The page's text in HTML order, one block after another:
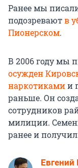
Ранее мы
подозреваютв
Пионерском.
В 2006 году мы
осужден
наркотикамии
раньше. Он
сотрудников
милиции.
ранее и получил